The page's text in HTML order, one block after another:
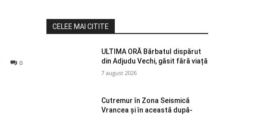
0
CELEE MAI CITITE
ULTIMA ORĂ Bărbatul dispărut
din Adjudu Vechi, găsit fără viață
7 august 2026
Cutremur în Zona Seismică
Vrancea și în această după-